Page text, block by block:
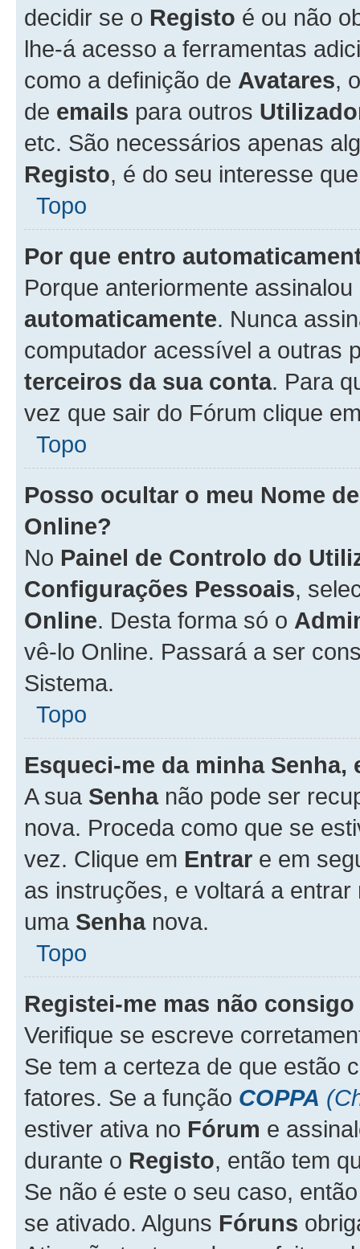
decidir se o Registo é ou não
lhe-á acesso a ferramentas
como a definição de Avatares,
de emails para outros
etc. São necessários apenas
Registo, é do seu interesse
Topo
Por que entro
Porque anteriormente
automaticamente. Nunca
computador acessível a outras
terceiros da sua conta. Para
vez que sair do Fórum clique
Topo
Posso ocultar o meu Nome
Online?
No Painel de Controlo do
Configurações Pessoais,
Online. Desta forma só o
vê-lo Online. Passará a ser
Sistema.
Topo
Esqueci-me da minha Senha,
A sua Senhanão pode ser
nova. Proceda como que se
vez. Clique em Entrar e em
as instruções, e voltará a
uma Senhanova.
Topo
Registei-me mas não
Verifique se escreve
Se tem a certeza de que estão
fatores. Se a função COPPA
estiver ativa no Fórum e
durante o Registo, então tem
Se não é este o seu caso,
se ativado. Alguns Fóruns